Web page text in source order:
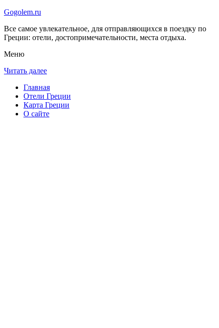
Gogolem.ru
Все самое увлекательное, для отправляющихся в поездку по
Греции: отели, достопримечательности, места отдыха.
Меню
Читать далее
Главная
Отели Греции
Карта Греции
О сайте